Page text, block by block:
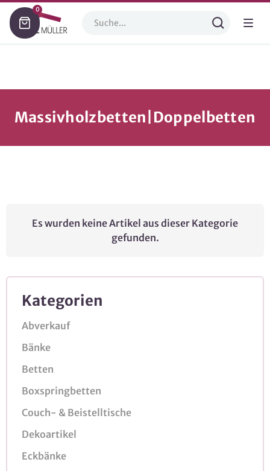
0
Massivholzbetten|Doppelbetten
Kategorien
Abverkauf
Bänke
Betten
Boxspringbetten
Couch- & Beistelltische
Dekoartikel
Eckbänke
Es wurden keine Artikel aus dieser Kategorie
gefunden.